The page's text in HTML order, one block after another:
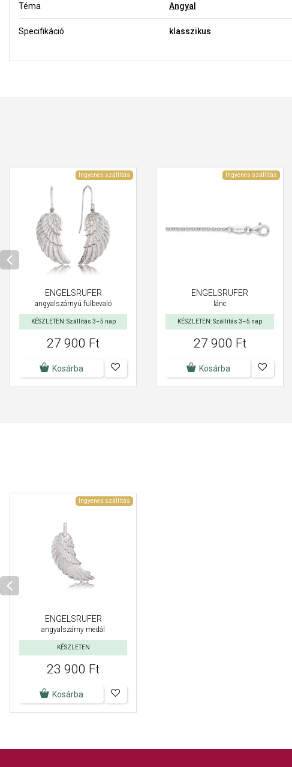
Téma Angyal
Specifikáció klasszikus
Ingyenes szállítás
ENGELSRUFER
angyalszárnyú fülbevaló
KÉSZLETEN: Szállítás 3–5 nap
27 900 Ft
Kosárba
Ingyenes szállítás
ENGELSRUFER
lánc
KÉSZLETEN: Szállítás 3–5 nap
27 900 Ft
Kosárba
Ingyenes szállítás
ENGELSRUFER
angyalszárny medál
KÉSZLETEN
23 900 Ft
Kosárba